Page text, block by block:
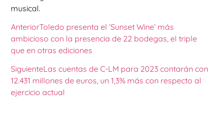
musical.
AnteriorToledo presenta el ‘Sunset Wine’ más
ambicioso con la presencia de 22 bodegas, el triple
que en otras ediciones
SiguienteLas cuentas de C-LM para 2023 contarán con
12.431 millones de euros, un 1,3% más con respecto al
ejercicio actual